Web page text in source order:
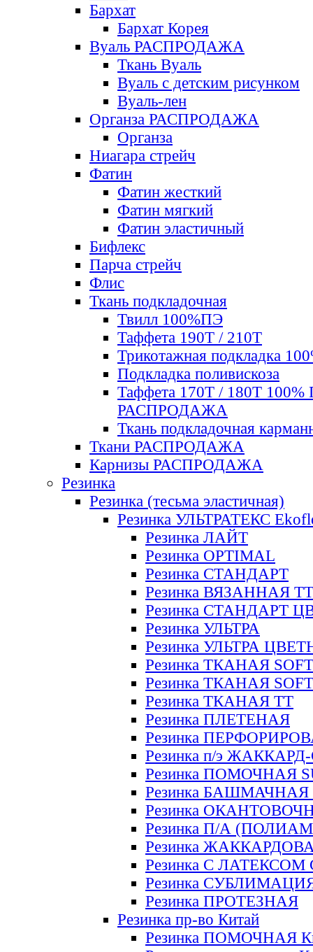
Бархат
Бархат Корея
Вуаль РАСПРОДАЖА
Ткань Вуаль
Вуаль с детским рисунком
Вуаль-лен
Органза РАСПРОДАЖА
Органза
Ниагара стрейч
Фатин
Фатин жесткий
Фатин мягкий
Фатин элаcтичный
Бифлекс
Парча стрейч
Флис
Ткань подкладочная
Твилл 100%ПЭ
Таффета 190Т / 210Т
Трикотажная подкладка
Подкладка поливискоза
Таффета 170Т / 180Т 100%
РАСПРОДАЖА
Ткань подкладочная
Ткани РАСПРОДАЖА
Карнизы РАСПРОДАЖА
Резинка
Резинка (тесьма эластичная)
Резинка УЛЬТРАТЕКС
Резинка ЛАЙТ
Резинка OPTIMAL
Резинка СТАНДАРТ
Резинка ВЯЗАННАЯ ТТ
Резинка СТАНДАРТ
Резинка УЛЬТРА
Резинка УЛЬТРА
Резинка ТКАНАЯ SOFT
Резинка ТКАНАЯ
Резинка ТКАНАЯ ТТ
Резинка ПЛЕТЕНАЯ
Резинка
Резинка п/э
Резинка ПОМОЧНАЯ
Резинка БАШМАЧНАЯ
Резинка
Резинка П/А
Резинка
Резинка С ЛАТЕКСОМ
Резинка
Резинка ПРОТЕЗНАЯ
Резинка пр-во Китай
Резинка ПОМОЧНАЯ